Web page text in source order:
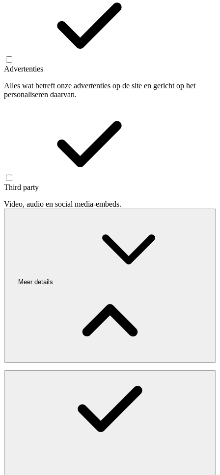
Advertenties
Alles wat betreft onze advertenties op de site en gericht op het
personaliseren daarvan.
Third party
Video, audio en social media-embeds.
Meer details